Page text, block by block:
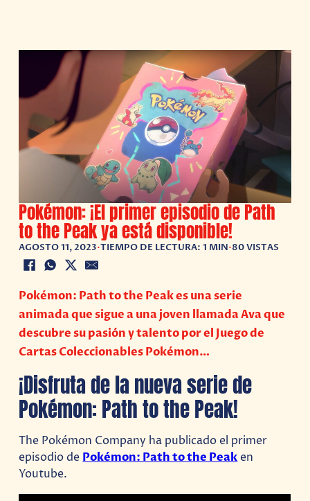
Pokémon: ¡El primer episodio de Path
to the Peak ya está disponible!
AGOSTO 11, 2023•TIEMPO DE LECTURA: 1 MIN•80 VISTAS
Pokémon: Path to the Peak es una serie
animada que sigue a una joven llamada Ava que
descubre su pasión y talento por el Juego de
Cartas Coleccionables Pokémon…
¡Disfruta de la nueva serie de
Pokémon: Path to the Peak!
The Pokémon Company ha publicado el primer
episodio dePokémon: Path to the Peaken
Youtube.